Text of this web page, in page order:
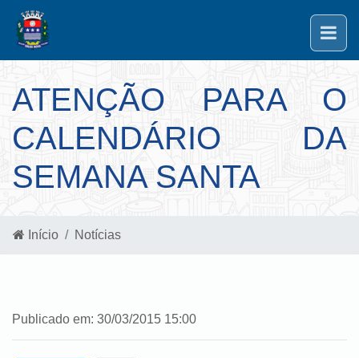
ATENÇÃO PARA O
CALENDÁRIO DA
SEMANA SANTA
Início Notícias
Publicado em: 30/03/2015 15:00